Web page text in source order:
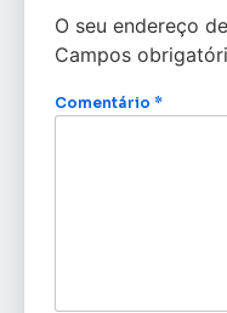
O seu endereço
Campos
Comentário *